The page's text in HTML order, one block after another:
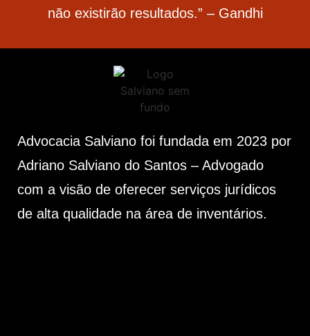
não existirão resultados.” – Gandhi
Advocacia Salviano foi fundada em 2023 por
Adriano Salviano do Santos – Advogado
com a visão de oferecer serviços jurídicos
de alta qualidade na área de inventários.